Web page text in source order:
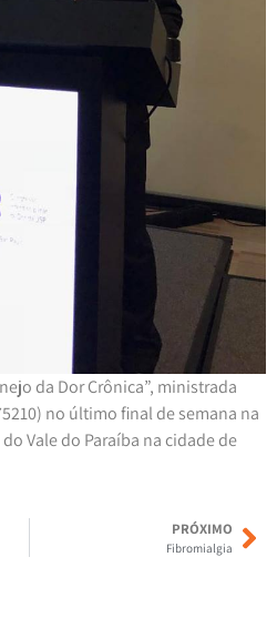
da Dor Crônica”, ministrada
no último final de semana na
Vale do Paraíba na cidade de
PRÓXIMO
Fibromialgia